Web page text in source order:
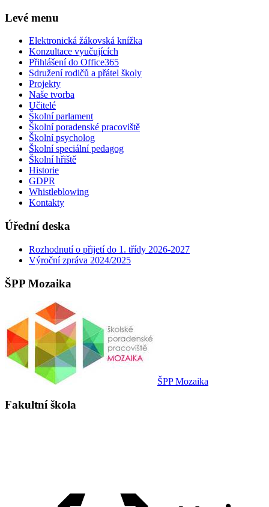
Levé menu
Elektronická žákovská knížka
Konzultace vyučujících
Přihlášení do Office365
Sdružení rodičů a přátel školy
Projekty
Naše tvorba
Učitelé
Školní parlament
Školní poradenské pracoviště
Školní psycholog
Školní speciální pedagog
Školní hřiště
Historie
GDPR
Whistleblowing
Kontakty
Úřední deska
Rozhodnutí o přijetí do 1. třídy 2026-2027
Výroční zpráva 2024/2025
ŠPP Mozaika
ŠPP Mozaika
Fakultní škola